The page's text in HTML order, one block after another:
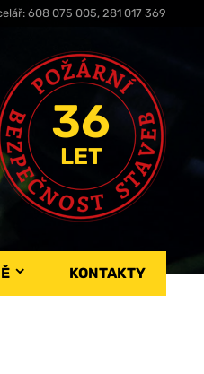
608 075 005, 281 017 369
36
LET
KONTAKTY